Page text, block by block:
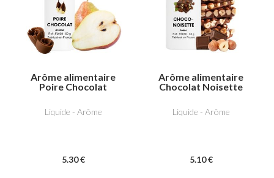
Arôme alimentaire
Poire Chocolat
Liquide - Arôme
5.30 €
Arôme alimentaire
Chocolat Noisette
Liquide - Arôme
5.10 €